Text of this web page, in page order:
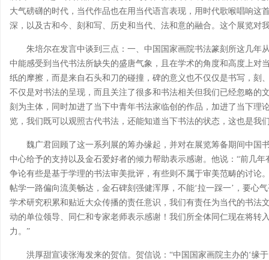
大气磅礴的时代，当代作品也在用当代语言表现，用时代歌喉唱响这
深，以及古和今、刻和写、历史和当代、法和意的融合。这个展览对
朱培尔在发言中谈到三点：一、中国国家画院书法篆刻所这几年
中能感受到当代书法所缺失的盛唐气象，且在学术的角度和高度上对
纸的摩擦，而是来自石头和刀的碰撞，碑的意义也不仅仅是书写，刻
不仅是对书法的呈现，而且关注了很多和书法相关但我们已经忽略的
刻为主体，同时加进了当下中青年书法家临创的作品，加进了当下理
览，我们既可以观照古代书法，还能知道当下书法的状态，这也是我
魏广君回顾了这一系列展的筹办缘起，并对在展览筹备期间中国
中心给予的支持以及金石爱好者的倾力帮助表示感谢。他说：“前几
争论有些是基于学理的书法审美批评，有些则不属于审美范畴的讨论
帖学一路偏向流美畅达，金石碑刻强健浑厚，不能‘拉一踩一’，要心
学术研究积累和贴近大众传播的责任意识，我们有责任为当代的书法
动的单位领导、同仁和专家老师表示感谢！我们所全体同仁现在将转
力。”
洪厚甜宣读张海发来的贺信。贺信说：“中国国家画院主办的‘缘